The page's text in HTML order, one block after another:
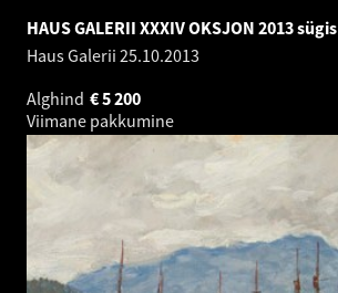
HAUS GALERII XXXIV OKSJON 2013 sügis
Haus Galerii 25.10.2013
Alghind
5 200
€
Viimane pakkumine